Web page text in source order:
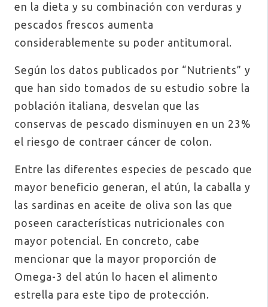
en la dieta y su combinación con verduras y
pescados frescos aumenta
considerablemente su poder antitumoral.
Según los datos publicados por “Nutrients” y
que han sido tomados de su estudio sobre la
población italiana, desvelan que las
conservas de pescado disminuyen en un 23%
el riesgo de contraer cáncer de colon.
Entre las diferentes especies de pescado que
mayor beneficio generan, el atún, la caballa y
las sardinas en aceite de oliva son las que
poseen características nutricionales con
mayor potencial. En concreto, cabe
mencionar que la mayor proporción de
Omega-3 del atún lo hacen el alimento
estrella para este tipo de protección.